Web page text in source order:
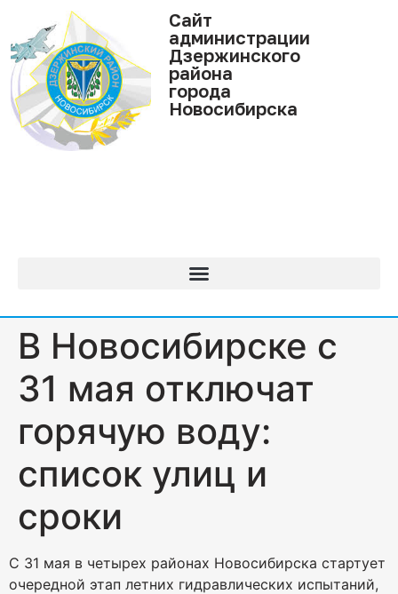
Cайт
администрации
Дзержинского
района
города
Новосибирска
В Новосибирске с
31 мая отключат
горячую воду:
список улиц и
сроки
С 31 мая в четырех районах Новосибирска стартует
очередной этап летних гидравлических испытаний,